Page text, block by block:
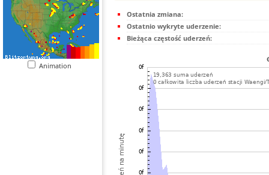
Animation
Ostatnia zmiana:
Ostatnio wykryte uderzenie:
Bieżąca częstość uderzeń: